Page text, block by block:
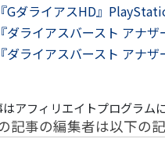
『GダライアスHD』
『ダライアスバースト アナ
『ダライアスバースト アナ
アフィリエイトプログラム
記事の編集者は以下の